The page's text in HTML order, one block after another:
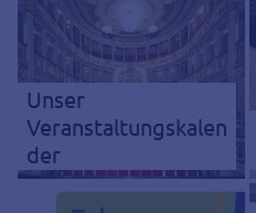
Unser
Veranstaltungskalen
der